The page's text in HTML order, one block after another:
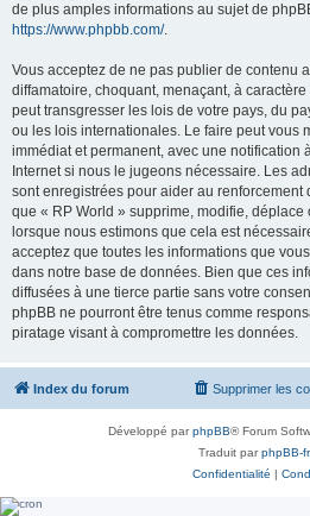
de plus amples informations au sujet de
https://www.phpbb.com/.
Vous acceptez de ne pas publier de contenu
diffamatoire, choquant, menaçant, à
peut transgresser les lois de votre pays, du
ou les lois internationales. Le faire peut vous
immédiat et permanent, avec une notification
Internet si nous le jugeons nécessaire. Les
sont enregistrées pour aider au renforcement
que « RP World » supprime, modifie, déplace
lorsque nous estimons que cela est
acceptez que toutes les informations que
dans notre base de données. Bien que ces
diffusées à une tierce partie sans votre
phpBB ne pourront être tenus comme
piratage visant à compromettre les données.
Index du forum Supprimer les
Développé parphpBB® Forum
Traduit parphpBB-
Confidentialité |